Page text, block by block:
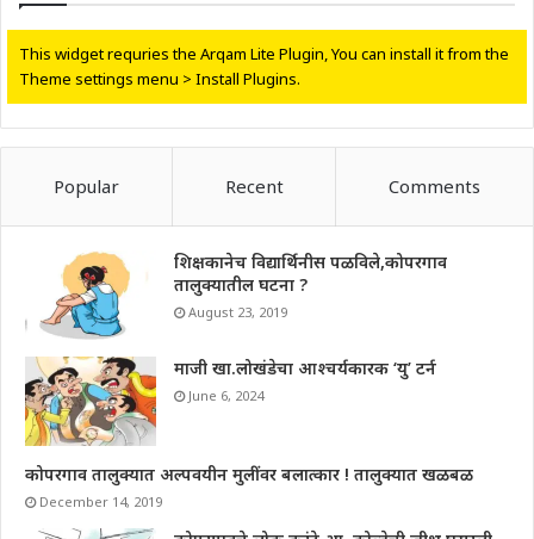
This widget requries the Arqam Lite Plugin, You can install it from the
Theme settings menu > Install Plugins.
Popular Recent Comments
शिक्षकानेच विद्यार्थिनीस पळविले,कोपरगाव
तालुक्यातील घटना ?
August 23, 2019
माजी खा.लोखंडेचा आश्चर्यकारक ‘यु’ टर्न
June 6, 2024
कोपरगाव तालुक्यात अल्पवयीन मुलींवर बलात्कार ! तालुक्यात खळबळ
December 14, 2019